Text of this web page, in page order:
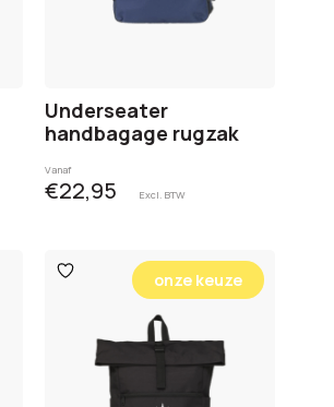
Underseater
handbagage rugzak
Vanaf
€22,95 Excl. BTW
Toevoegen
aan
verlanglijst
onze keuze